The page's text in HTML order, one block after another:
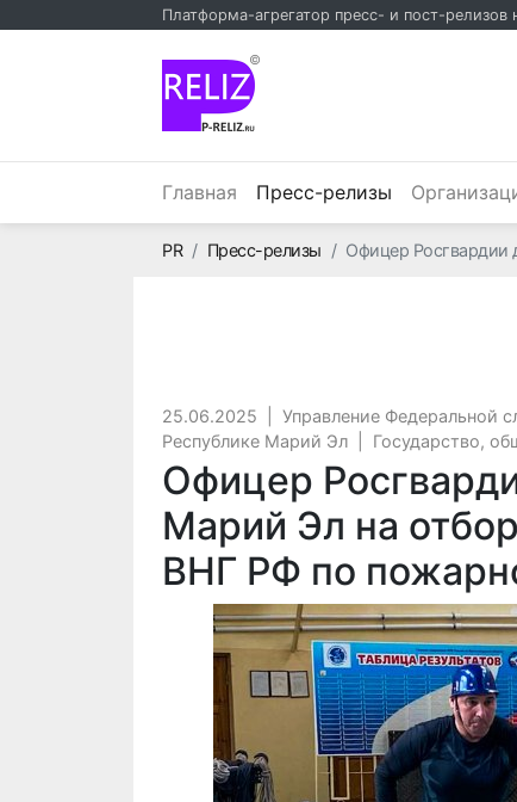
Платформа-агрегатор пресс- и пост-релизов
©
Главная Пресс-релизы (текущий)
PRГлавная
Пресс-релизы Офицер Росгвардии
25.06.2025
Управление Федеральной
Республике Марий Эл
Государство,
Офицер
Марий Эл на
ВНГ РФ по